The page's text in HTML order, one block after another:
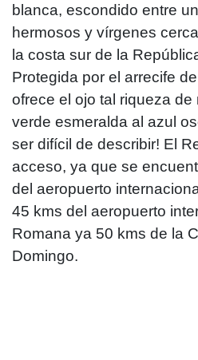
blanca, escondido entre
hermosos y vírgenes
la costa sur de la
Protegida por el arrecife
ofrece el ojo tal riqueza de
verde esmeralda al azul
ser difícil de describir! El
acceso, ya que se
del aeropuerto
45 kms del aeropuerto
Romana ya 50 kms de la
Domingo.